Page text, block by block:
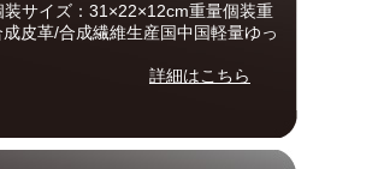
装サイズ：31×22×12cm重量個装重
皮革/合成繊維生産国中国軽量ゆっ
詳細はこちら